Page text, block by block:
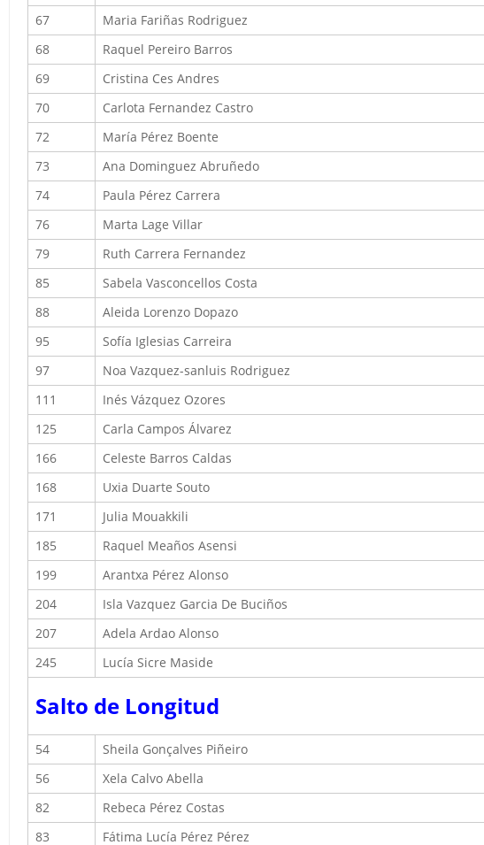
67
Maria Fariñas Rodriguez
68
Raquel Pereiro Barros
69
Cristina Ces Andres
70
Carlota Fernandez Castro
72
María Pérez Boente
73
Ana Dominguez Abruñedo
74
Paula Pérez Carrera
76
Marta Lage Villar
79
Ruth Carrera Fernandez
85
Sabela Vasconcellos Costa
88
Aleida Lorenzo Dopazo
95
Sofía Iglesias Carreira
97
Noa Vazquez-sanluis Rodriguez
111
Inés Vázquez Ozores
125
Carla Campos Álvarez
166
Celeste Barros Caldas
168
Uxia Duarte Souto
171
Julia Mouakkili
185
Raquel Meaños Asensi
199
Arantxa Pérez Alonso
204
Isla Vazquez Garcia De Buciños
207
Adela Ardao Alonso
245
Lucía Sicre Maside
Salto de Longitud
54 Sheila Gonçalves Piñeiro
56
Xela Calvo Abella
82
Rebeca Pérez Costas
83
Fátima Lucía Pérez Pérez